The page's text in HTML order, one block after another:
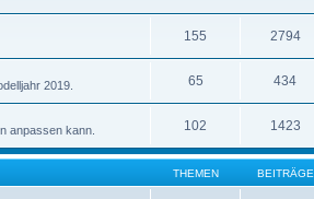
155 2794
2019. 65 434
anpassen kann. 102 1423
THEMEN BEITRÄGE